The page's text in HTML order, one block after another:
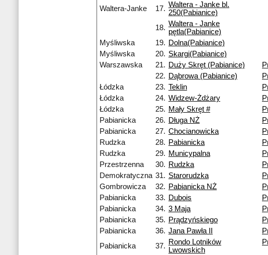
Waltera-Janke
17. Waltera - Janke bl.
250(Pabianice)
18. Waltera - Janke
pętla(Pabianice)
Myśliwska
19. Dolna(Pabianice)
Myśliwska
20. Skargi(Pabianice)
Warszawska
21. Duży Skręt (Pabianice)
22. Dąbrowa (Pabianice)
Łódzka
23. Teklin
Łódzka
24. Widzew-Żdżary
Łódzka
25. Mały Skręt #
Pabianicka
26. Długa NŻ
Pabianicka
27. Chocianowicka
Rudzka
28. Pabianicka
Rudzka
29. Municypalna
Przestrzenna
30. Rudzka
Demokratyczna 31. Starorudzka
Gombrowicza
32. Pabianicka NŻ
Pabianicka
33. Dubois
Pabianicka
34. 3 Maja
Pabianicka
35. Prądzyńskiego
Pabianicka
36. Jana Pawła II
Pabianicka
37. Rondo Lotników
Lwowskich